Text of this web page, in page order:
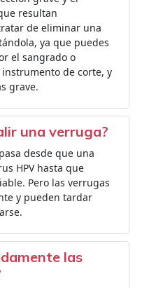
resultan
de eliminar una
ya que puedes
el sangrado o
de corte, y
grave.
una verruga?
desde que una
HPV hasta que
Pero las verrugas
y pueden tardar
las